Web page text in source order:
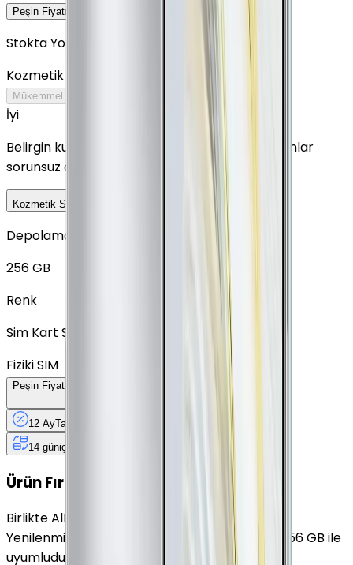
Peşin Fiyatına
14.509 TL
Stokta Yok
Kozmetik Durumu
Mükemmel
İyi
Belirgin kullanım izleri görülebilir. Tüm fonksiyonlar
sorunsuz çalışır.
Kozmetik Seçeneklerini Karşılaştır
Depolama
256 GB
Renk
Sim Kart Seçimi
Fiziki SIM
Peşin Fiyatına
12 AyTaksit
gününde
14 güniçinde iade
Ürün Fırsatları
Birlikte AlEn Çok Eşleştirilen
Yenilenmiş Huawei Mate 30 Pro Zümrüt Yeşili 256 GB ile
uyumludur.